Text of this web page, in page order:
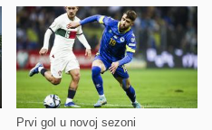
Prvi gol u novoj sezoni